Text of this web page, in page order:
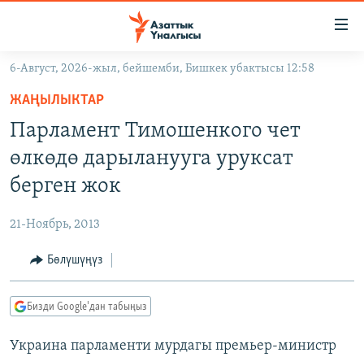
Навигацияга
өтүңүз
Издөөгө
салыңызКЫРГЫЗСТАН
МАДАНИЯТ
ДҮЙНӨ
УКРАИНА
ТВ ПРОГРАММАЛАР
БҮГҮН АЗАТТЫКТА
ДАНИСТЕ
ПОДКАСТ
6-Август, 2026-жыл, бейшемби, Бишкек убактысы 12:58
ЖАҢЫЛЫКТАР
Парламент Тимошенкого чет
өлкөдө дарыланууга уруксат
берген жок
21-Ноябрь, 2013
Бөлүшүңүз
Бизди Google'дан табыңыз
Украина парламенти мурдагы премьер-министр